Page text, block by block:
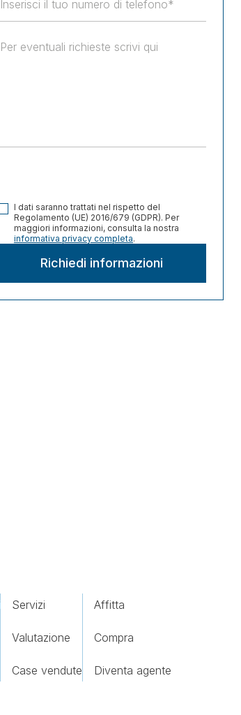
I dati saranno trattati nel rispetto del
Regolamento (UE) 2016/679 (GDPR). Per
maggiori informazioni, consulta la nostra
informativa privacy completa.
Servizi
Valutazione
Case vendute
Affitta
Compra
Diventa agente